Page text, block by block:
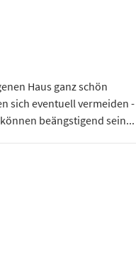
Haus ganz schön
sich eventuell vermeiden -
beängstigend sein...